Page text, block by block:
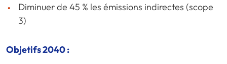
Diminuer de 45 % les émissions indirectes (scope
3)
Objetifs 2040 :